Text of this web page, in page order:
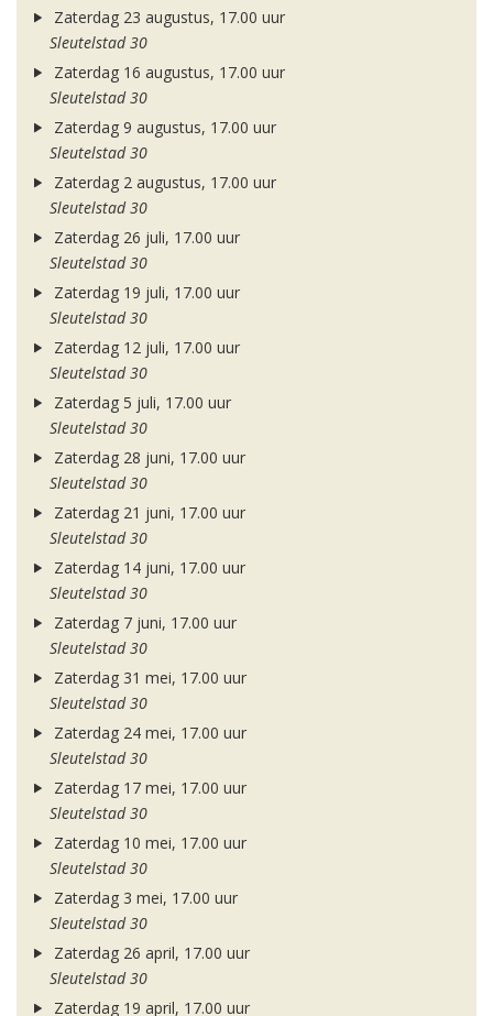
Zaterdag 23 augustus, 17.00 uur
Sleutelstad 30
Zaterdag 16 augustus, 17.00 uur
Sleutelstad 30
Zaterdag 9 augustus, 17.00 uur
Sleutelstad 30
Zaterdag 2 augustus, 17.00 uur
Sleutelstad 30
Zaterdag 26 juli, 17.00 uur
Sleutelstad 30
Zaterdag 19 juli, 17.00 uur
Sleutelstad 30
Zaterdag 12 juli, 17.00 uur
Sleutelstad 30
Zaterdag 5 juli, 17.00 uur
Sleutelstad 30
Zaterdag 28 juni, 17.00 uur
Sleutelstad 30
Zaterdag 21 juni, 17.00 uur
Sleutelstad 30
Zaterdag 14 juni, 17.00 uur
Sleutelstad 30
Zaterdag 7 juni, 17.00 uur
Sleutelstad 30
Zaterdag 31 mei, 17.00 uur
Sleutelstad 30
Zaterdag 24 mei, 17.00 uur
Sleutelstad 30
Zaterdag 17 mei, 17.00 uur
Sleutelstad 30
Zaterdag 10 mei, 17.00 uur
Sleutelstad 30
Zaterdag 3 mei, 17.00 uur
Sleutelstad 30
Zaterdag 26 april, 17.00 uur
Sleutelstad 30
Zaterdag 19 april, 17.00 uur